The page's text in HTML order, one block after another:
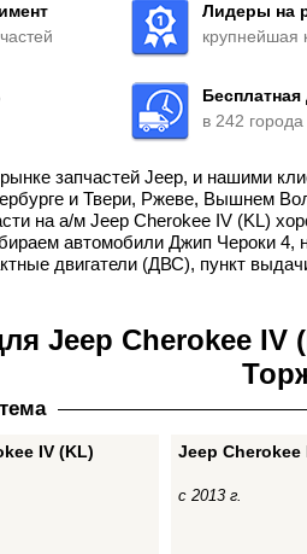
Лидеры на
крупнейшая
Бесплатная
в 242
запчастей Jeep, и нашими
и Твери, Ржеве, Вышнем
на а/м Jeep Cherokee IV (KL)
автомобили Джип Чероки
двигатели (ДВС), пункт
Jeep Cherokee
IV (KL) Jeep Cherokee
с 2013 г.